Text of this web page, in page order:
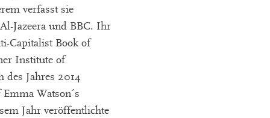
verfasst sie
Jazeera und BBC. Ihr
Capitalist Book of
Institute of
des Jahres 2014
Watson´s
Jahr veröffentlichte